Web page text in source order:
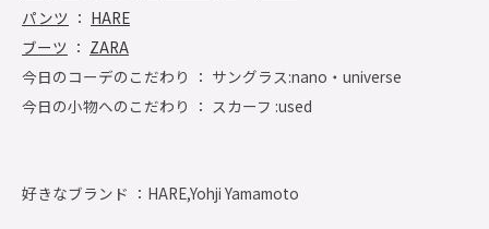
パンツ ： HARE
ブーツ ： ZARA
今日のコーデのこだわり ： サングラス:nano・universe
今日の小物へのこだわり ： スカーフ :used
好きなブランド ： HARE,Yohji Yamamoto